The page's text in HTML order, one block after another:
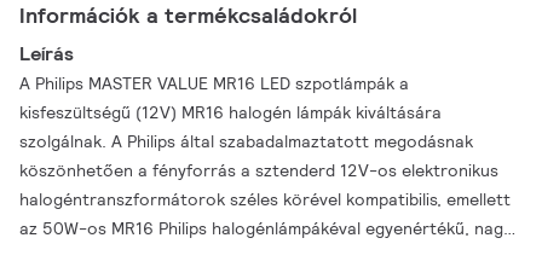
Információk a termékcsaládokról
Leírás
A Philips MASTER VALUE MR16 LED szpotlámpák a
kisfeszültségű (12V) MR16 halogén lámpák kiváltására
szolgálnak. A Philips által szabadalmaztatott megodásnak
köszönhetően a fényforrás a sztenderd 12V-os elektronikus
halogéntranszformátorok széles körével kompatibilis, emellett
az 50W-os MR16 Philips halogénlámpákéval egyenértékű, nagy